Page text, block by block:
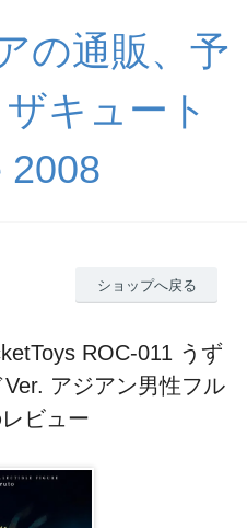
の通販、予
キュート
2008
ショップへ戻る
ROC-011 うず
アジアン男性フル
ビュー